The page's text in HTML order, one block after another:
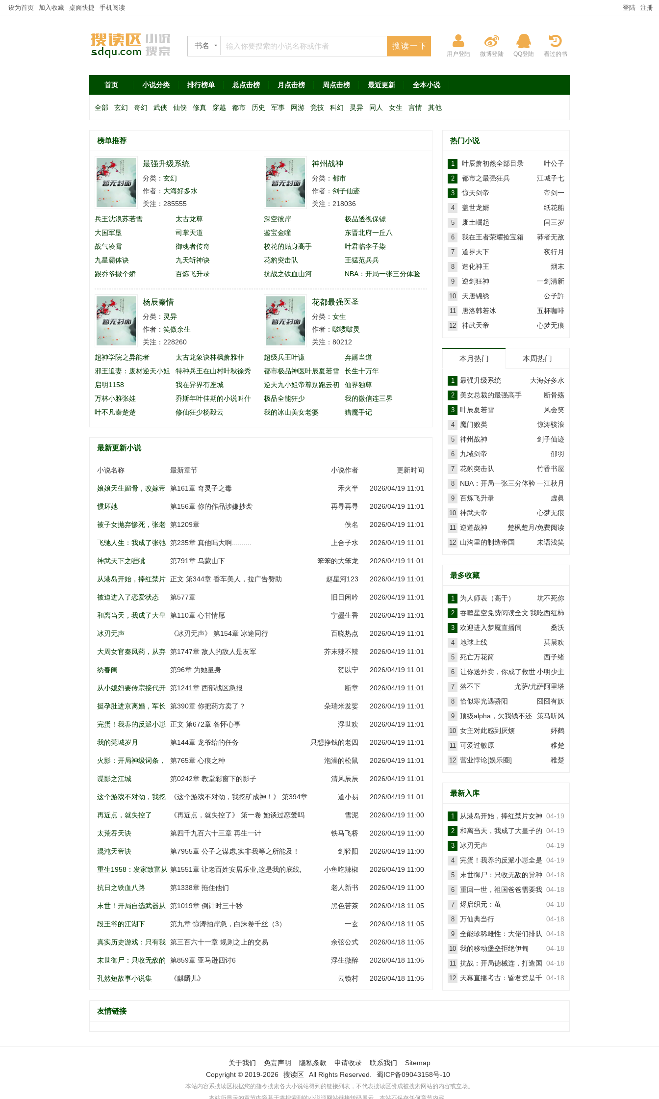
设为首页 加入收藏 桌面快捷 手机阅读 登陆 注册
书名
看过的书
QQ登陆
微博登陆
用户登陆
首页 小说分类 排行榜单 总点击榜 月点击榜 周点击榜 最近更新 全本小说
全部 玄幻 奇幻 武侠 仙侠 修真 穿越 都市 历史 军事 网游 竞技 科幻 灵异 同人 女生 言情 其他
榜单推荐
最强升级系统
分类： 玄幻
作者： 大海好多水
关注：285555
兵王沈浪苏若雪
太古龙尊
大国军垦
司掌天道
战气凌霄
御魂者传奇
九星霸体诀
九天斩神诀
跟乔爷撒个娇
百炼飞升录
神州战神
分类： 都市
作者： 剑子仙迹
关注：218036
深空彼岸
极品透视保镖
鉴宝金瞳
东晋北府一丘八
校花的贴身高手
叶君临李子染
花豹突击队
王猛范兵兵
抗战之铁血山河
NBA：开局一张三分体验
卡
杨辰秦惜
分类： 灵异
作者： 笑傲余生
关注：228260
超神学院之异能者
太古龙象诀林枫萧雅菲
邪王追妻：废材逆天小姐
特种兵王在山村叶秋徐秀
英
启明1158
我在异界有座城
万林小雅张娃
乔斯年叶佳期的小说叫什
么名字
叶不凡秦楚楚 修仙狂少杨毅云
花都最强医圣
分类： 女生
作者： 啵喽啵灵
关注：80212
超级兵王叶谦
弃婿当道
都市极品神医叶辰夏若雪
孙怡
长生十万年
逆天九小姐帝尊别跑云初
玖
仙界独尊
极品全能狂少
我的微信连三界
我的冰山美女老婆
猎魔手记
最新更新小说
小说名称 最新章节 小说作者 更新时间
娘娘天生媚骨，改嫁帝
王一夜孕吐
第161章 奇灵子之毒 禾火半 2026/04/19 11:01
惯坏她 第156章 你的作品涉嫌抄袭 再寻再寻 2026/04/19 11:01
被子女抛弃惨死，张老
太重生八零
第1209章 佚名 2026/04/19 11:01
飞驰人生：我成了张弛
亲弟弟
第235章 真他吗大啊.......... 上合子水 2026/04/19 11:01
神武天下之睚眦 第791章 乌蒙山下 笨笨的大笨龙 2026/04/19 11:01
从港岛开始，捧红禁片
女神
正文 第344章 香车美人，拉广告赞助 赵星河123 2026/04/19 11:01
被迫进入了恋爱状态 第577章 旧日闲吟 2026/04/19 11:01
和离当天，我成了大皇
子的掌上娇
第110章 心甘情愿 宁墨生香 2026/04/19 11:01
冰刃无声 《冰刃无声》 第154章 冰途同行 百晓热点 2026/04/19 11:01
大周女官秦凤药，从弃
儿到权利巅
第1747章 敌人的敌人是友军 芥末辣不辣 2026/04/19 11:01
绣春闺 第96章 为她量身 贺以宁 2026/04/19 11:01
从小媳妇要传宗接代开
始
第1241章 西部战区急报 断章 2026/04/19 11:01
挺孕肚进京离婚，军长
低头轻声哄
第390章 你把药方卖了？ 朵瑞米发娑 2026/04/19 11:01
完蛋！我养的反派小崽
全是大佬
正文 第672章 各怀心事 浮世欢 2026/04/19 11:01
我的莞城岁月 第144章 龙爷给的任务 只想挣钱的老四 2026/04/19 11:01
火影：开局神级词条，
忍界破大防
第765章 心痕之种 泡澡的松鼠 2026/04/19 11:01
谍影之江城 第0242章 教堂彩窗下的影子 清风辰辰 2026/04/19 11:01
这个游戏不对劲，我挖
矿成神！
《这个游戏不对劲，我挖矿成神！》 第394章
打劫，天意百战图录（第六更！）
道小易 2026/04/19 11:01
再近点，就失控了 《再近点，就失控了》 第一卷 她谈过恋爱吗 雪泥 2026/04/19 11:00
太荒吞天诀 第四千九百六十三章 再生一计 铁马飞桥 2026/04/19 11:00
混沌天帝诀 第7955章 公子之谋虑,实非我等之所能及！ 剑轻阳 2026/04/19 11:00
重生1958：发家致富从
南锣鼓巷开始
第1551章 让老百姓安居乐业,这是我的底线,
谁动谁死
小鱼吃辣椒 2026/04/19 11:00
抗日之铁血八路 第1338章 拖住他们 老人新书 2026/04/19 11:00
末世！开局自选武器从
黑道到军阀
第1019章 倒计时三十秒 黑色苦茶 2026/04/18 11:05
段王爷的江湖下 第九章 惊涛拍岸急，白沫卷千丝（3） 一玄 2026/04/18 11:05
真实历史游戏：只有我
知道剧情
第三百六十一章 规则之上的交易 余弦公式 2026/04/18 11:05
末世御尸：只收无敌的
异种丧尸
第859章 亚马逊四讨6 浮生微醉 2026/04/18 11:05
孔然短故事小说集 《麒麟儿》 云镜村 2026/04/18 11:05
热门小说
1 叶公子
叶辰萧初然全部目录
2 江城子七
都市之最强狂兵
3 帝剑一
惊天剑帝
4 纸花船
盖世龙婿
5 闫三岁
废土崛起
6 莽者无敌
我在王者荣耀捡宝箱
7 夜行月
道界天下
8 烟末
造化神王
9 一剑清新
逆剑狂神
10 公子許
天唐锦绣
11 五杯咖啡
唐洛韩若冰
12 心梦无痕
神武天帝
本月热门 本周热门
1 大海好多水
最强升级系统
2 断骨殇
美女总裁的最强高手
3 风会笑
叶辰夏若雪
4 惊涛骇浪
魔门败类
5 剑子仙迹
神州战神
6 邵羽
九域剑帝
7 竹香书屋
花豹突击队
8 一江秋月
NBA：开局一张三分体验
卡
9 虚眞
百炼飞升录
10 心梦无痕
神武天帝
11 楚枫楚月/免费阅读
逆道战神
12 未语浅笑
山沟里的制造帝国
最多收藏
1 坑不死你
为人师表（高干）
2 我吃西红柿
吞噬星空免费阅读全文
3 桑沃
欢迎进入梦魇直播间
4 莫晨欢
地球上线
5 西子绪
死亡万花筒
6 小明少主
让你送外卖，你成了救世
主？
7 尤萨/尤萨阿里塔
落不下
8 囧囧有妖
恰似寒光遇骄阳
9 策马听风
顶级alpha，欠我钱不还
10 妚鹤
女主对此感到厌烦
11 稚楚
可爱过敏原
12 稚楚
营业悖论[娱乐圈]
最新入库
1 04-19
从港岛开始，捧红禁片女神
2 04-19
和离当天，我成了大皇子的
掌上娇
3 04-19
冰刃无声
4 04-19
完蛋！我养的反派小崽全是
大佬
5 04-18
末世御尸：只收无敌的异种
丧尸
6 04-18
重回一世，祖国爸爸需要我
7 04-18
烬启织元：茧
8 04-18
万仙典当行
9 04-18
全能珍稀雌性：大佬们排队
想嫁她
10 04-18
我的移动堡垒拒绝伊甸
11 04-18
抗战：开局德械连，打造国
之劲旅
12 04-18
天幕直播考古：昏君竟是千
友情链接
关于我们 免责声明 隐私条款 申请收录 联系我们
Sitemap
Copyright © 2019-2026
搜读区 All Rights Reserved. 蜀ICP备09043158号-10
本站内容系搜读区根据您的指令搜索各大小说站得到的链接列表，不代表搜读区赞成被搜索网站的内容或立场。